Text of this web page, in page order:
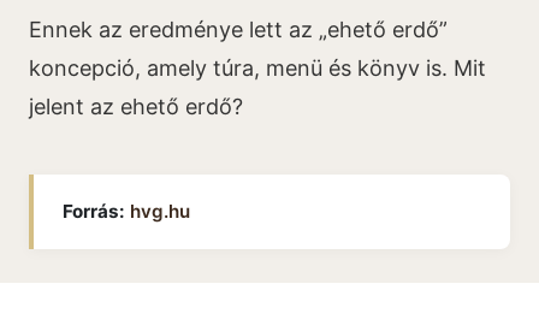
Ennek az eredménye lett az „ehető erdő”
koncepció, amely túra, menü és könyv is. Mit
jelent az ehető erdő?
Forrás: hvg.hu